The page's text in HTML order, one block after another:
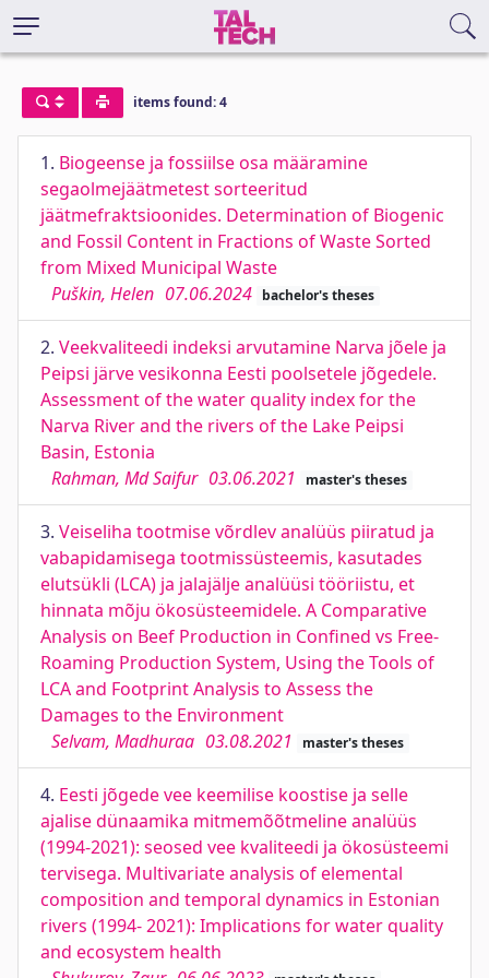
items found: 4
1. Biogeense ja fossiilse osa määramine
segaolmejäätmetest sorteeritud
jäätmefraktsioonides. Determination of Biogenic
and Fossil Content in Fractions of Waste Sorted
from Mixed Municipal Waste
Puškin, Helen 07.06.2024 bachelor's theses
2. Veekvaliteedi indeksi arvutamine Narva jõele ja
Peipsi järve vesikonna Eesti poolsetele jõgedele.
Assessment of the water quality index for the
Narva River and the rivers of the Lake Peipsi
Basin, Estonia
Rahman, Md Saifur 03.06.2021 master's theses
3. Veiseliha tootmise võrdlev analüüs piiratud ja
vabapidamisega tootmissüsteemis, kasutades
elutsükli (LCA) ja jalajälje analüüsi tööriistu, et
hinnata mõju ökosüsteemidele. A Comparative
Analysis on Beef Production in Confined vs Free-
Roaming Production System, Using the Tools of
LCA and Footprint Analysis to Assess the
Damages to the Environment
Selvam, Madhuraa 03.08.2021 master's theses
4. Eesti jõgede vee keemilise koostise ja selle
ajalise dünaamika mitmemõõtmeline analüüs
(1994-2021): seosed vee kvaliteedi ja ökosüsteemi
tervisega. Multivariate analysis of elemental
composition and temporal dynamics in Estonian
rivers (1994- 2021): Implications for water quality
and ecosystem health